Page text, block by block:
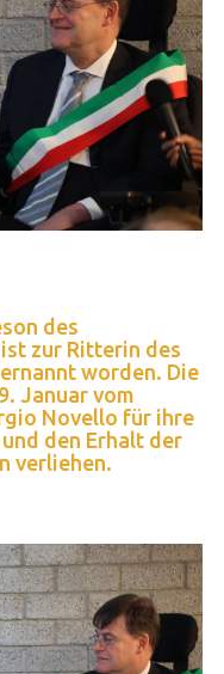
des
zur Ritterin des
worden. Die
Januar vom
Novello für ihre
den Erhalt der
verliehen.